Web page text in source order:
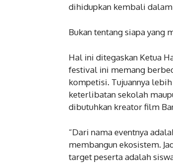
dihidupkan kembali
Bukan tentang siapa yang
Hal ini ditegaskan Ketua
festival ini memang
kompetisi. Tujuannya
keterlibatan sekolah
dibutuhkan kreator film
“Dari nama eventnya
membangun ekosistem.
target peserta adalah